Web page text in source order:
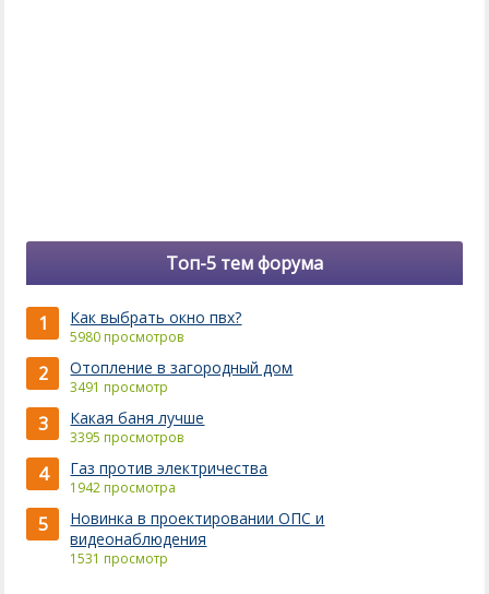
Топ-5 тем форума
1 Как выбрать окно пвх?
5980 просмотров
2 Отопление в загородный дом
3491 просмотр
3 Какая баня лучше
3395 просмотров
4 Газ против электричества
1942 просмотра
5
Новинка в проектировании ОПС и
видеонаблюдения
1531 просмотр